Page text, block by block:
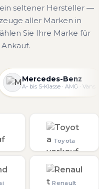
seltener Hersteller —
aller Marken in
Sie Ihre Marke für
Mercedes-Benz
A- bis S-Klasse · AMG · Vans
Toyota
Renault